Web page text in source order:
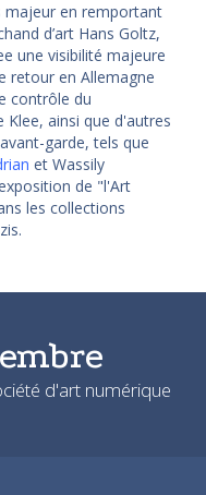
majeur en remportant
d’art Hans Goltz,
une visibilité majeure
retour en Allemagne
contrôle du
ainsi que d'autres
garde, tels que
et Wassily
de "l'Art
les collections
d'art numérique